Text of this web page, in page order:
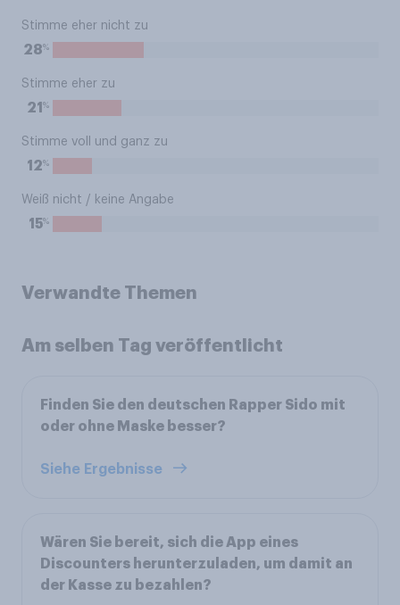
Stimme eher nicht zu
28%
Stimme eher zu
21 %
Stimme voll und ganz zu
12%
Weiß nicht / keine Angabe
15%
Verwandte Themen
Am selben Tag veröffentlicht
Finden Sie den deutschen Rapper Sido mit
oder ohne Maske besser?
Siehe Ergebnisse
Wären Sie bereit, sich die App eines
Discounters herunterzuladen, um damit an
der Kasse zu bezahlen?